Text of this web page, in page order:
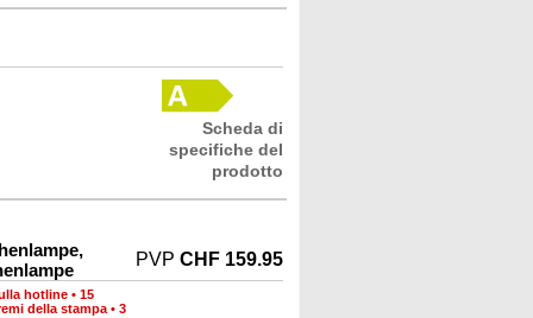
Scheda di
specifiche del
prodotto
PVP CHF 159.95
hotline • 15
della stampa • 3